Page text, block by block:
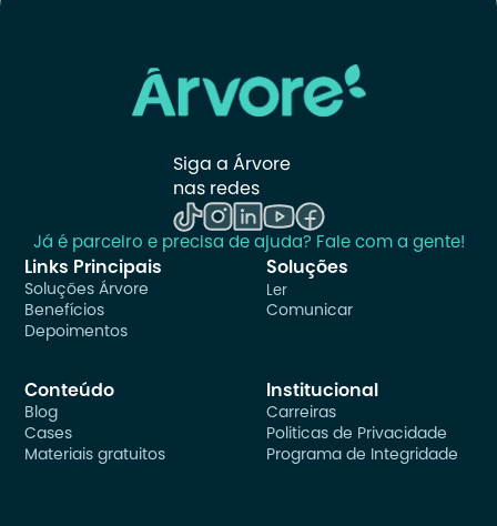
Siga a Árvore
nas redes
Já é parceiro e precisa de ajuda? Fale com a gente!
Links Principais
Soluções Árvore
Benefícios
Depoimentos
Soluções
Ler
Comunicar
Conteúdo
Blog
Cases
Materiais gratuitos
Institucional
Carreiras
Politicas de Privacidade
Programa de Integridade